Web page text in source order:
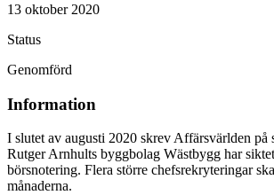
13 oktober 2020
Status
Genomförd
Information
I slutet av augusti 2020 skrev Affärsvärlden på
Rutger Arnhults byggbolag Wästbygg har
börsnotering. Flera större chefsrekryteringar
månaderna.